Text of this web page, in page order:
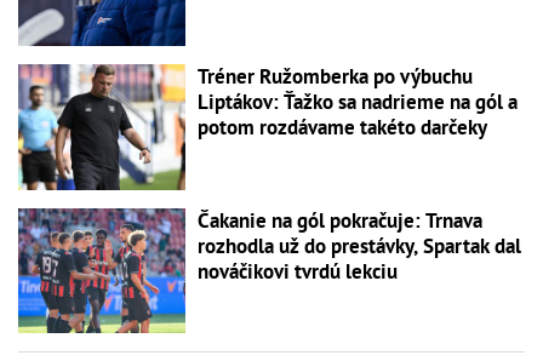
Tréner Ružomberka po výbuchu
Liptákov: Ťažko sa nadrieme na gól a
potom rozdávame takéto darčeky
Čakanie na gól pokračuje: Trnava
rozhodla už do prestávky, Spartak dal
nováčikovi tvrdú lekciu